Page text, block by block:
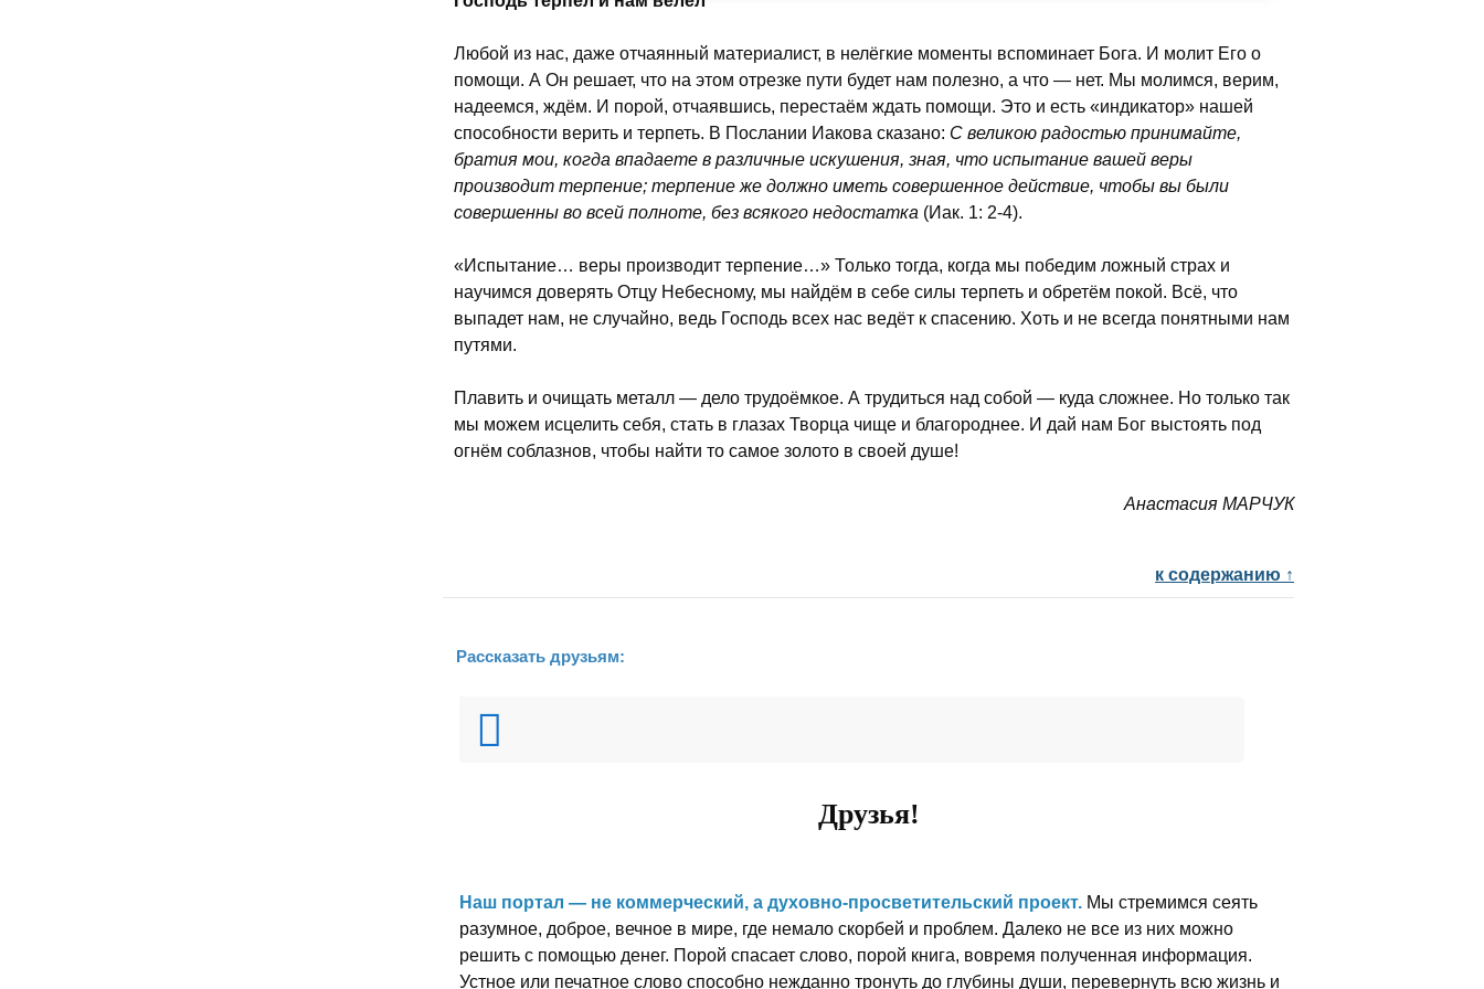
Любой из нас, даже отчаянный материалист, в нелёгкие моменты вспоминает Бога. И молит Его о
помощи. А Он решает, что на этом отрезке пути будет нам полезно, а что — нет. Мы молимся, верим,
надеемся, ждём. И порой, отчаявшись, перестаём ждать помощи. Это и есть «индикатор» нашей
способности верить и терпеть. В Послании Иакова сказано: С великою радостью принимайте,
братия мои, когда впадаете в различные искушения, зная, что испытание вашей веры
производит терпение; терпение же должно иметь совершенное действие, чтобы вы были
совершенны во всей полноте, без всякого недостатка (Иак. 1: 2-4).
«Испытание… веры производит терпение…» Только тогда, когда мы победим ложный страх и
научимся доверять Отцу Небесному, мы найдём в себе силы терпеть и обретём покой. Всё, что
выпадет нам, не случайно, ведь Господь всех нас ведёт к спасению. Хоть и не всегда понятными нам
путями.
Плавить и очищать металл — дело трудоёмкое. А трудиться над собой — куда сложнее. Но только так
мы можем исцелить себя, стать в глазах Творца чище и благороднее. И дай нам Бог выстоять под
огнём соблазнов, чтобы найти то самое золото в своей душе!
Анастасия МАРЧУК
к содержанию ↑
Рассказать друзьям:
Друзья!
Наш портал — не коммерческий, а духовно-просветительский проект. Мы стремимся сеять
разумное, доброе, вечное в мире, где немало скорбей и проблем. Далеко не все из них можно
решить с помощью денег. Порой спасает слово, порой книга, вовремя полученная информация.
Устное или печатное слово способно нежданно тронуть до глубины души, перевернуть всю жизнь и